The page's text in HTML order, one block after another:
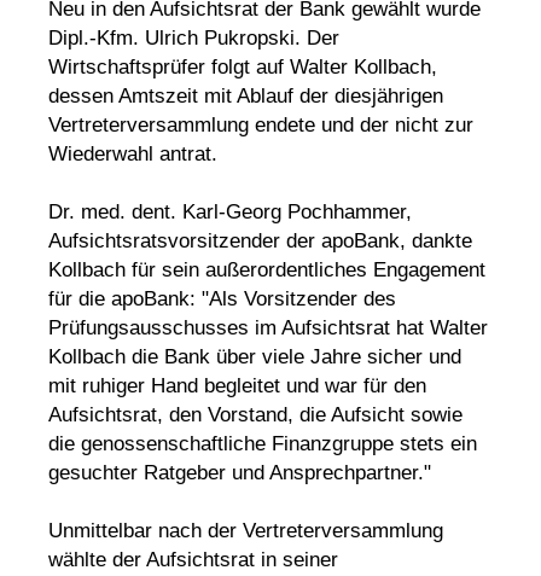
Neu in den Aufsichtsrat der Bank gewählt wurde
Dipl.-Kfm. Ulrich Pukropski. Der
Wirtschaftsprüfer folgt auf Walter Kollbach,
dessen Amtszeit mit Ablauf der diesjährigen
Vertreterversammlung endete und der nicht zur
Wiederwahl antrat.
Dr. med. dent. Karl-Georg Pochhammer,
Aufsichtsratsvorsitzender der apoBank, dankte
Kollbach für sein außerordentliches Engagement
für die apoBank: "Als Vorsitzender des
Prüfungsausschusses im Aufsichtsrat hat Walter
Kollbach die Bank über viele Jahre sicher und
mit ruhiger Hand begleitet und war für den
Aufsichtsrat, den Vorstand, die Aufsicht sowie
die genossenschaftliche Finanzgruppe stets ein
gesuchter Ratgeber und Ansprechpartner."
Unmittelbar nach der Vertreterversammlung
wählte der Aufsichtsrat in seiner